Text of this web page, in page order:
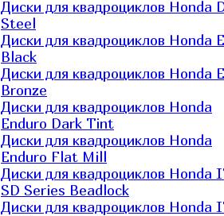
Диски для квадроциклов Honda
Steel
Диски для квадроциклов Honda
Black
Диски для квадроциклов Honda
Bronze
Диски для квадроциклов Honda
Enduro Dark Tint
Диски для квадроциклов Honda
Enduro Flat Mill
Диски для квадроциклов Honda
SD Series Beadlock
Диски для квадроциклов Honda